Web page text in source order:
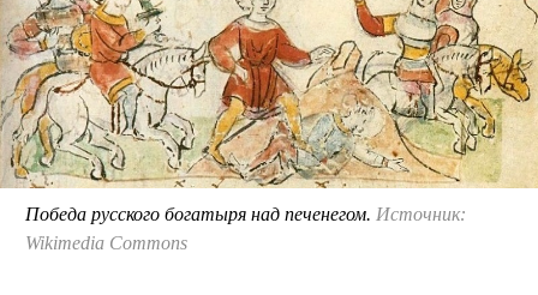
Победа русского богатыря над печенегом. Источник:
Wikimedia Commons